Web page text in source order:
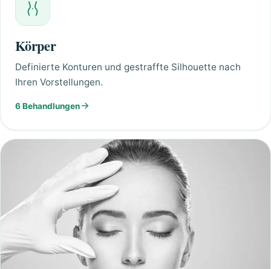
Körper
Definierte Konturen und gestraffte Silhouette nach
Ihren Vorstellungen.
6 Behandlungen